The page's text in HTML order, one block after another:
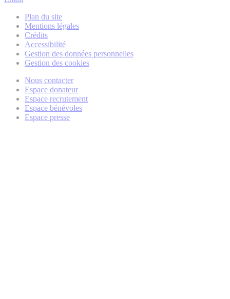
Plan du site
Mentions légales
Crédits
Accessibilité
Gestion des données personnelles
Gestion des cookies
Nous contacter
Espace donateur
Espace recrutement
Espace bénévoles
Espace presse